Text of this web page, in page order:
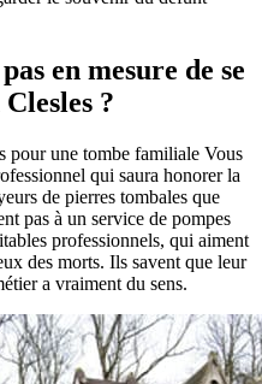
en mesure de se
?
pour une tombe familiale Vous
qui saura honorer la
de pierres tombales que
pas à un service de pompes
professionnels, qui aiment
des morts. Ils savent que leur
a vraiment du sens.